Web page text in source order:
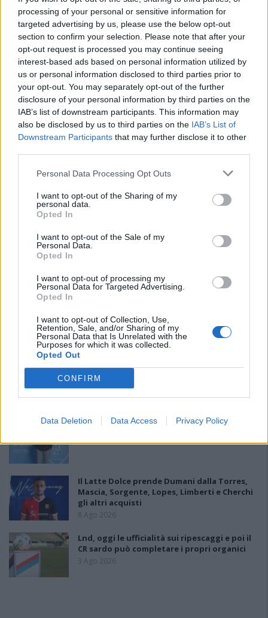
processing of your personal or sensitive information for
targeted advertising by us, please use the below opt-out
section to confirm your selection. Please note that after your
opt-out request is processed you may continue seeing
interest-based ads based on personal information utilized by
us or personal information disclosed to third parties prior to
your opt-out. You may separately opt-out of the further
disclosure of your personal information by third parties on the
IAB’s list of downstream participants. This information may
also be disclosed by us to third parties on the IAB’s List of
Downstream Participants that may further disclose it to other
Personal Data Processing Opt Outs
I want to opt-out of the Sharing of my
personal data.
Opted In
I want to opt-out of the Sale of my
Personal Data.
Opted In
I want to opt-out of processing my
Personal Data for Targeted Advertising.
Opted In
I want to opt-out of Collection, Use,
Retention, Sale, and/or Sharing of my
Personal Data that Is Unrelated with the
Purposes for which it was collected.
Opted Out
CONFIRM
Data Deletion Data Access Privacy Policy
e Bonivardi, nel Macomer l'estro di Di Angelo
9 Ago 2026
La COS approda a Barisardo tra conferme,
nuovi volti e mister Loi a fare da filo
conduttore
9 Ago 2026
Latte Dolce, Andrea Grigoras è il nuovo ds
Il Latte Dolce prende Dumani dalla Torres,
Mascia, Sorgente, Lopes, Limberti e Cherchi
gli altri acquisti
8 Ago 2026
Lnd, oggi le ufficialità sui ripescaggi e poi il
CR sardo può completare i propri organici
3 Ago 2026